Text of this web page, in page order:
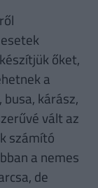
őket,
a
kárász,
vált az
számító
a nemes
de